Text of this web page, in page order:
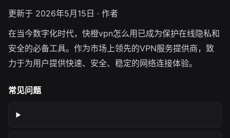
更新于 2026年5月15日 · 作者
在当今数字化时代，快橙vpn怎么用已成为保护在线隐私和
安全的必备工具。作为市场上领先的VPN服务提供商，致
力于为用户提供快速、安全、稳定的网络连接体验。
常见问题